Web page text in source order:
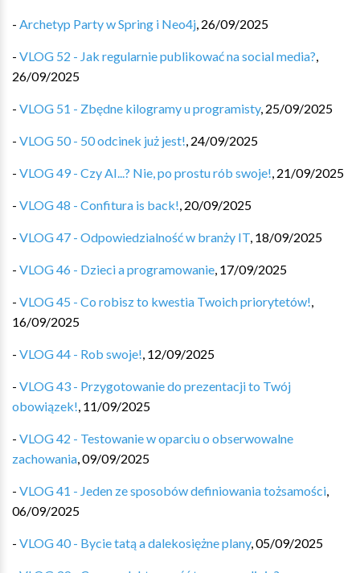
- Archetyp Party w Spring i Neo4j, 26/09/2025
- VLOG 52 - Jak regularnie publikować na social media?,
26/09/2025
- VLOG 51 - Zbędne kilogramy u programisty, 25/09/2025
- VLOG 50 - 50 odcinek już jest!, 24/09/2025
- VLOG 49 - Czy AI...? Nie, po prostu rób swoje!, 21/09/2025
- VLOG 48 - Confitura is back!, 20/09/2025
- VLOG 47 - Odpowiedzialność w branży IT, 18/09/2025
- VLOG 46 - Dzieci a programowanie, 17/09/2025
- VLOG 45 - Co robisz to kwestia Twoich priorytetów!,
16/09/2025
- VLOG 44 - Rob swoje!, 12/09/2025
- VLOG 43 - Przygotowanie do prezentacji to Twój
obowiązek!, 11/09/2025
- VLOG 42 - Testowanie w oparciu o obserwowalne
zachowania,09/09/2025
- VLOG 41 - Jeden ze sposobów definiowania tożsamości,
06/09/2025
- VLOG 40 - Bycie tatą a dalekosiężne plany,05/09/2025